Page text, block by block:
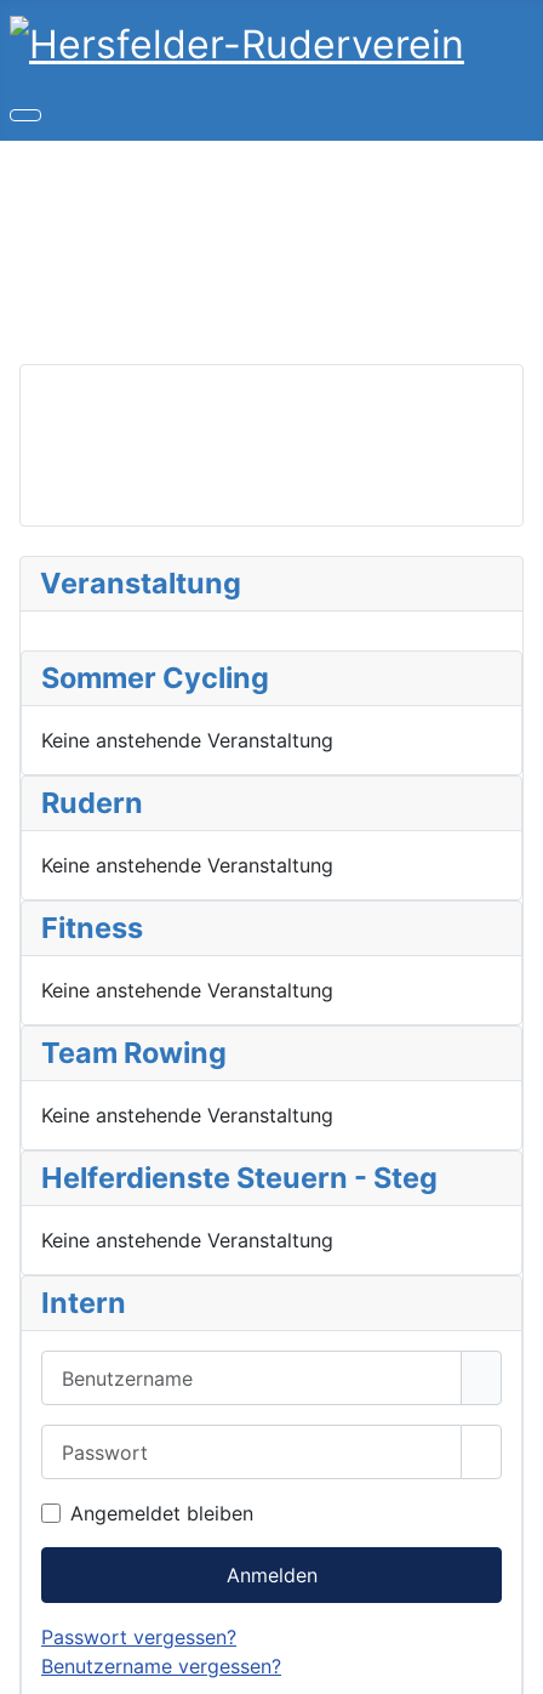
Veranstaltung
Sommer Cycling
Keine anstehende Veranstaltung
Rudern
Keine anstehende Veranstaltung
Fitness
Keine anstehende Veranstaltung
Team Rowing
Keine anstehende Veranstaltung
Helferdienste Steuern - Steg
Keine anstehende Veranstaltung
Intern
Angemeldet bleiben
Anmelden
Passwort vergessen?
Benutzername vergessen?